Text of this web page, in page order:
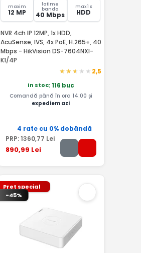
maxim
12 MP
latime
banda
40 Mbps
max 1 x
HDD
NVR 4ch IP 12MP, 1x HDD,
AcuSense, IVS, 4x PoE, H.265+, 40
Mbps - HikVision DS-7604NXI-
K1/4P
2,5
In stoc: 116 buc
Comandă până în ora 14:00 și
expediem azi
4 rate cu 0% dobândă
PRP: 1360,77 Lei
890,99 Lei
Pret special
-45%